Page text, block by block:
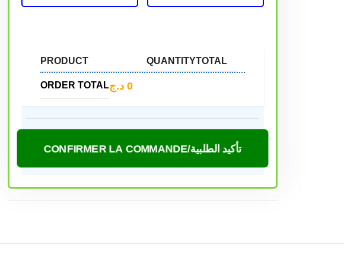
PRODUCT QUANTITYTOTAL
ORDER TOTAL 0 د.ج
CONFIRMER LA COMMANDE/تأكيد الطلبية